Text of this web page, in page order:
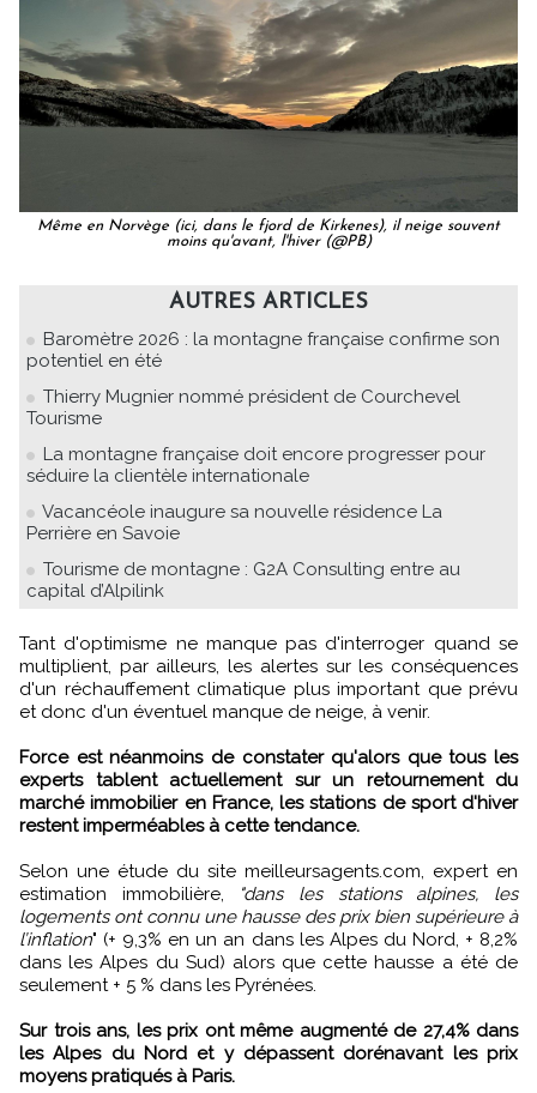
Même en Norvège (ici, dans le fjord de Kirkenes), il neige souvent
moins qu'avant, l'hiver (@PB)
AUTRES ARTICLES
Baromètre 2026 : la montagne française confirme son
potentiel en été
Thierry Mugnier nommé président de Courchevel
Tourisme
La montagne française doit encore progresser pour
séduire la clientèle internationale
Vacancéole inaugure sa nouvelle résidence La
Perrière en Savoie
Tourisme de montagne : G2A Consulting entre au
capital d’Alpilink
Tant d'optimisme ne manque pas d'interroger quand se
multiplient, par ailleurs, les alertes sur les conséquences
d'un réchauffement climatique plus important que prévu
et donc d'un éventuel manque de neige, à venir.
Force est néanmoins de constater qu'alors que tous les
experts tablent actuellement sur un retournement du
marché immobilier en France, les stations de sport d'hiver
restent imperméables à cette tendance.
Selon une étude du site meilleursagents.com, expert en
estimation immobilière,
"dans les stations alpines, les
logements ont connu une hausse des prix bien supérieure à
l’inflation" (+ 9,3% en un an dans les Alpes du Nord, + 8,2%
dans les Alpes du Sud) alors que cette hausse a été de
seulement + 5 % dans les Pyrénées.
Sur trois ans, les prix ont même augmenté de 27,4% dans
les Alpes du Nord et y dépassent dorénavant les prix
moyens pratiqués à Paris.